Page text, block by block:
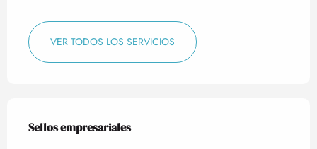
VER TODOS LOS SERVICIOS
Oferta de prestaciones
Sellos empresariales
Sellos empresariales